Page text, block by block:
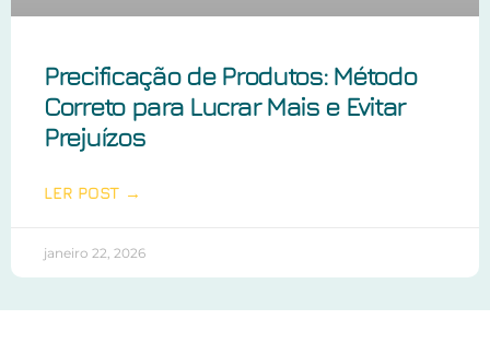
Precificação de Produtos: Método
Correto para Lucrar Mais e Evitar
Prejuízos
LER POST →
janeiro 22, 2026